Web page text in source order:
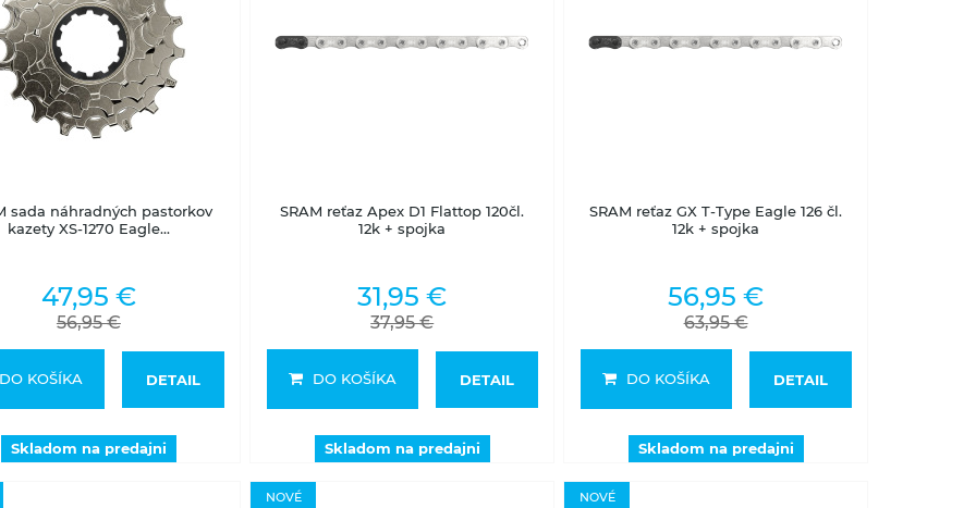
sada náhradných pastorkov
kazety XS-1270 Eagle...
47,95 €
56,95 €
KOŠÍKA DETAIL
Skladom na predajni
SRAM reťaz Apex D1 Flattop 120čl.
12k + spojka
31,95 €
37,95 €
DO KOŠÍKA DETAIL
Skladom na predajni
SRAM reťaz GX T-Type Eagle 126 čl.
12k + spojka
56,95 €
63,95 €
DO KOŠÍKA DETAIL
Skladom na predajni
NOVÉ NOVÉ